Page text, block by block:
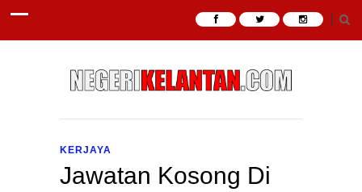
KERJAYA
Jawatan Kosong Di